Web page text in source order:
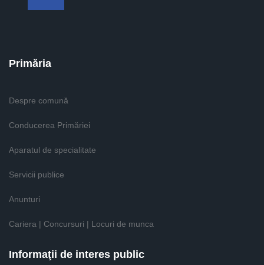
Primăria
Despre comună
Conducerea Primăriei
Aparatul de specialitate
Servicii publice
Anunturi
Cariera | Concursuri | Locuri de munca
Informaţii de interes public